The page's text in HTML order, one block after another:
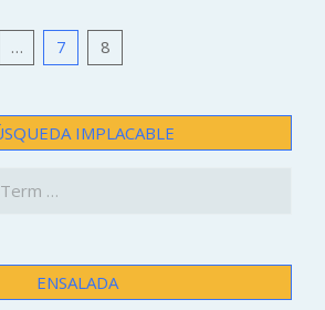
… 7 8
IMPLACABLE
ENSALADA